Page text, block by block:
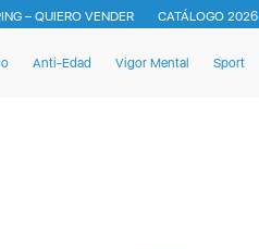
– QUIERO VENDER CATÁLOGO 2026
Anti-Edad Vigor Mental Sport